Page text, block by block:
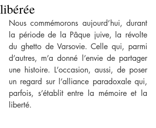
libérée
Nous commémorons aujourd’hui, durant
la période de la Pâque juive, la révolte
du ghetto de Varsovie. Celle qui, parmi
d’autres, m’a donné l’envie de partager
une histoire. L’occasion, aussi, de poser
un regard sur l’alliance paradoxale qui,
parfois, s’établit entre la mémoire et la
liberté.